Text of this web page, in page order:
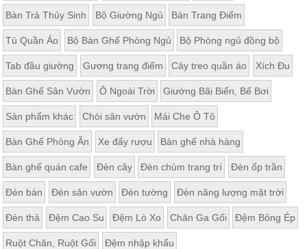
Bàn Trà Thủy Sinh Bộ Giường Ngủ Bàn Trang Điểm
Tủ Quần Áo Bộ Bàn Ghế Phòng Ngủ Bộ Phòng ngủ đồng bộ
Tab đầu giường Gương trang điểm Cây treo quần áo Xích Đu
Bàn Ghế Sân Vườn Ô Ngoài Trời Giường Bãi Biển, Bể Bơi
Sản phẩm khác Chòi sân vườn Mái Che Ô Tô
Bàn Ghế Phòng Ăn Xe đẩy rượu Bàn ghế nhà hàng
Bàn ghế quán cafe Đèn cây Đèn chùm trang trí Đèn ốp trần
Đèn bàn Đèn sân vườn Đèn tường Đèn năng lượng mặt trời
Đèn thả Đệm Cao Su Đệm Lò Xo Chăn Ga Gối Đệm Bông Ép
Ruột Chăn, Ruột Gối Đệm nhập khẩu